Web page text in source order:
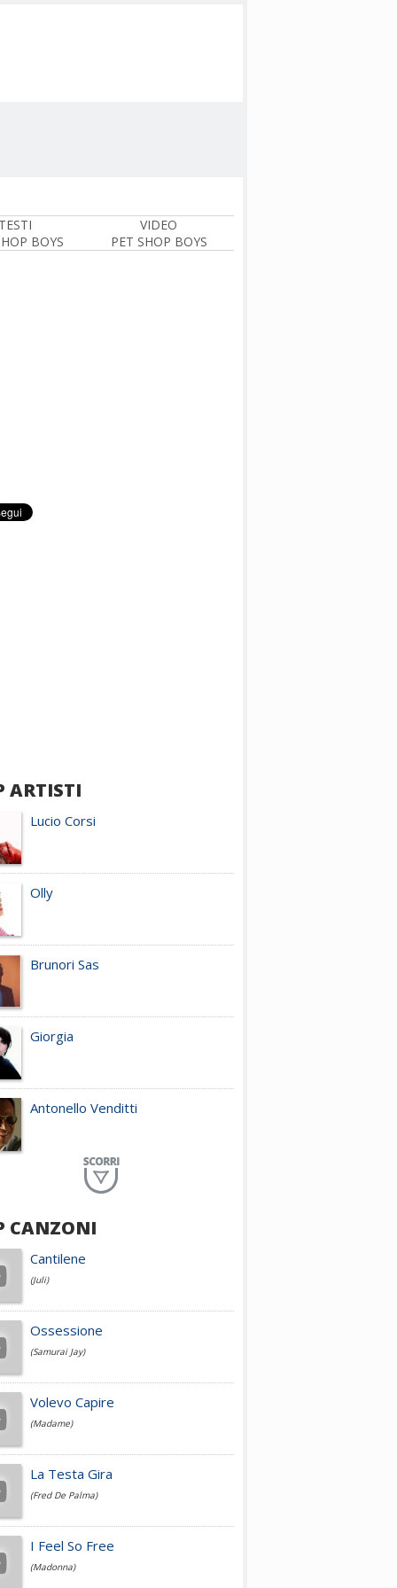
BOYS
VIDEO
PET SHOP BOYS
ARTISTI
Lucio Corsi
Olly
Brunori Sas
Giorgia
Antonello Venditti
Planet Funk
Achille Lauro
Cesare Cremonini
Jovanotti
Fedez
Simone Cristicchi
CANZONI
Cantilene
(Juli)
Ossessione
(Samurai Jay)
Volevo Capire
(Madame)
La Testa Gira
(Fred De Palma)
I Feel So Free
(Madonna)